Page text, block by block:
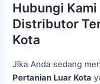
Hubungi Kami
Distributor
Kota
Jika Anda sedang
Pertanian Luar Kota